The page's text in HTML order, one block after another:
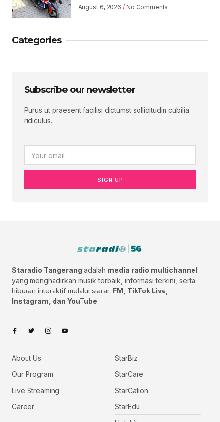
August 6, 2026 No Comments
Categories
Subscribe our newsletter
Purus ut praesent facilisi dictumst sollicitudin cubilia
ridiculus.
SIGN UP
Staradio Tangerang adalah media radio multichannel
yang menghadirkan musik terbaik, informasi terkini, serta
hiburan interaktif melalui siaran FM, TikTok Live,
Instagram, dan YouTube
About Us
Our Program
Live Streaming
Career
StarBiz
StarCare
StarCation
StarEdu